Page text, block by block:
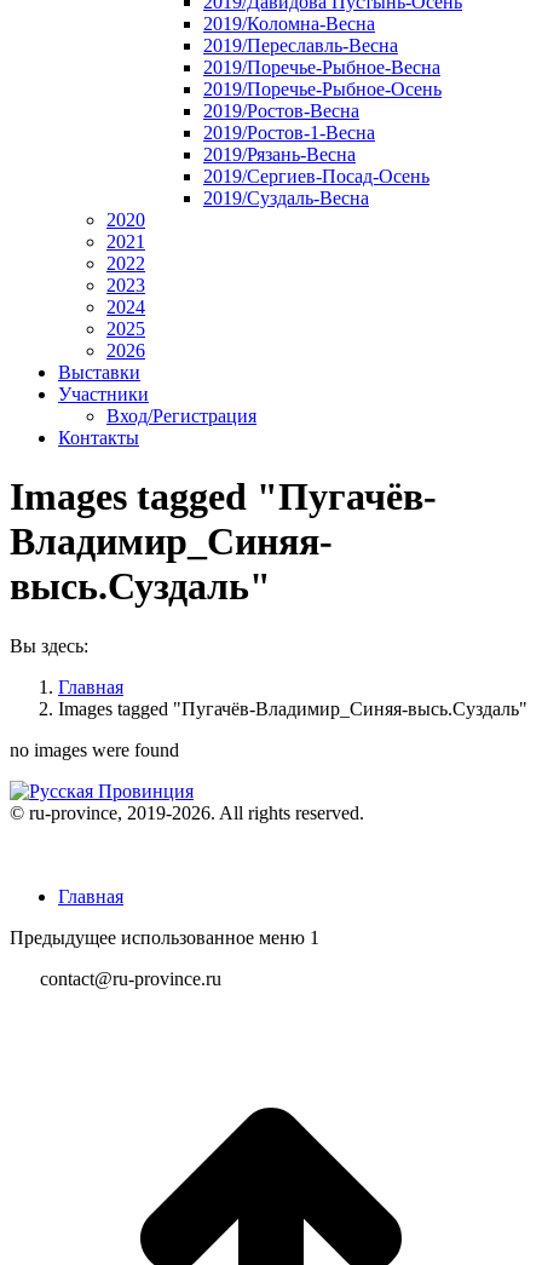
2019/Коломна-Весна
2019/Переславль-Весна
2019/Поречье-Рыбное-Весна
2019/Поречье-Рыбное-Осень
2019/Ростов-Весна
2019/Ростов-1-Весна
2019/Рязань-Весна
2019/Сергиев-Посад-Осень
2019/Суздаль-Весна
2020
2021
2022
2023
2024
2025
2026
Выставки
Участники
Вход/Регистрация
Контакты
Images tagged "Пугачёв-
Владимир_Синяя-
высь.Суздаль"
Вы здесь:
Главная
Images tagged "Пугачёв-Владимир_Синяя-высь.Суздаль"
no images were found
© ru-province, 2019-2026. All rights reserved.
Главная
Предыдущее использованное меню 1
contact@ru-province.ru